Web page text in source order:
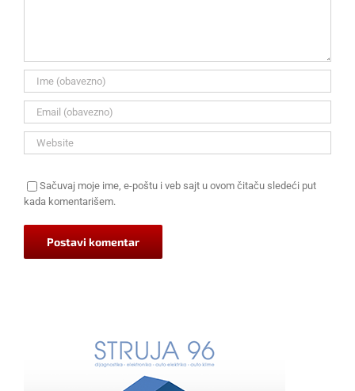
Sačuvaj moje ime, e-poštu i veb sajt u ovom čitaču sledeći put
kada komentarišem.